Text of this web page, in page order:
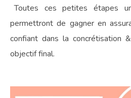
Toutes ces petites étapes
permettront de gagner en
confiant dans la concrétisation
objectif final.